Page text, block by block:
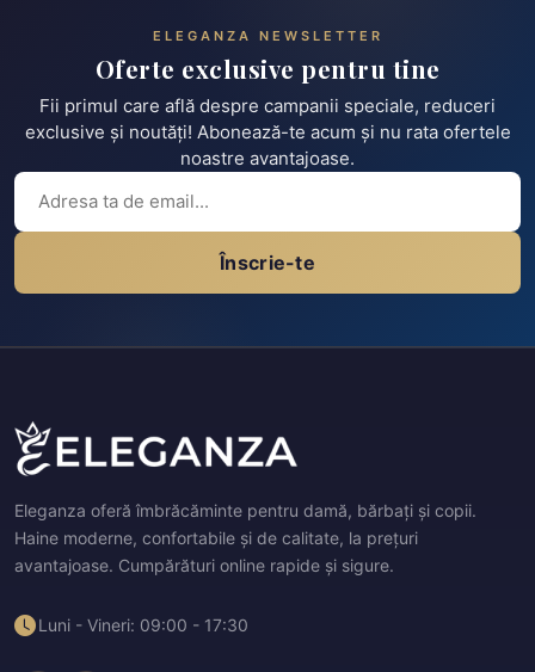
ELEGANZA NEWSLETTER
Oferte exclusive pentru tine
Fii primul care află despre campanii speciale, reduceri
exclusive și noutăți! Abonează-te acum și nu rata ofertele
noastre avantajoase.
Înscrie-te
Eleganza oferă îmbrăcăminte pentru damă, bărbați și copii.
Haine moderne, confortabile și de calitate, la prețuri
avantajoase. Cumpărături online rapide și sigure.
Luni - Vineri: 09:00 - 17:30